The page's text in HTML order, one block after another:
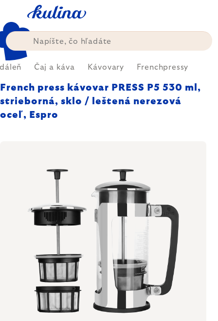
obsah
Čaj a káva Kávovary Frenchpressy
French press kávovar PRESS P5 530 ml,
strieborná, sklo / leštená nerezová
oceľ, Espro